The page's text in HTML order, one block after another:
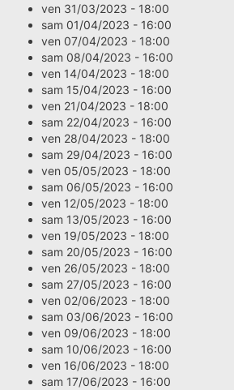
ven 31/03/2023 - 18:00
sam 01/04/2023 - 16:00
ven 07/04/2023 - 18:00
sam 08/04/2023 - 16:00
ven 14/04/2023 - 18:00
sam 15/04/2023 - 16:00
ven 21/04/2023 - 18:00
sam 22/04/2023 - 16:00
ven 28/04/2023 - 18:00
sam 29/04/2023 - 16:00
ven 05/05/2023 - 18:00
sam 06/05/2023 - 16:00
ven 12/05/2023 - 18:00
sam 13/05/2023 - 16:00
ven 19/05/2023 - 18:00
sam 20/05/2023 - 16:00
ven 26/05/2023 - 18:00
sam 27/05/2023 - 16:00
ven 02/06/2023 - 18:00
sam 03/06/2023 - 16:00
ven 09/06/2023 - 18:00
sam 10/06/2023 - 16:00
ven 16/06/2023 - 18:00
sam 17/06/2023 - 16:00